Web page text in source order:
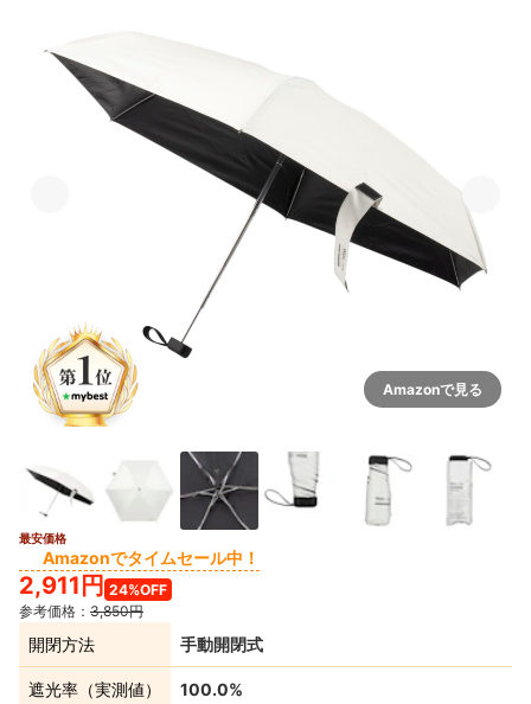
Amazonで見る
最安価格
Amazonでタイムセール中！
2,911円 24%OFF
参考価格： 3,850円
開閉方法 手動開閉式
遮光率（実測値） 100.0%